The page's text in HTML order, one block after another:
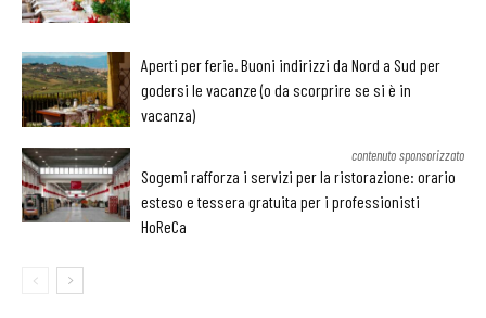
Aperti per ferie. Buoni indirizzi da Nord a Sud per
godersi le vacanze (o da scorprire se si è in
vacanza)
contenuto sponsorizzato
Sogemi rafforza i servizi per la ristorazione: orario
esteso e tessera gratuita per i professionisti
HoReCa